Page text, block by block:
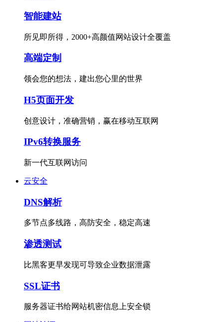
智能建站
所见即所得，2000+高颜值网站设计全覆盖
高端定制
领会您的想法，建出您心里的世界
H5页面开发
创意设计，准确营销，赢在移动互联网
IPv6转换服务
新一代互联网访问
云安全
DNS解析
多节点多线路，高防安全，稳定高速
渗透测试
比黑客更早发现可导致企业数据泄露
SSL证书
服务器证书给网站机密信息上安全锁